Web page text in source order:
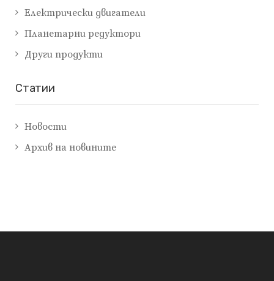
Електрически двигатели
Планетарни редуктори
Други продукти
Cтатии
Новости
Архив на новините